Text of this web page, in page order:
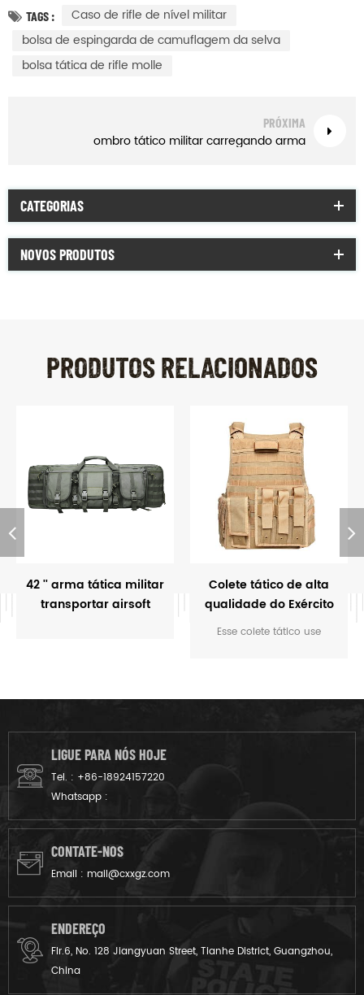
TAGS :
Caso de rifle de nível militar
bolsa de espingarda de camuflagem da selva
bolsa tática de rifle molle
PRÓXIMA
ombro tático militar carregando arma
CATEGORIAS
NOVOS PRODUTOS
PRODUTOS RELACIONADOS
42 '' arma tática militar
transportar airsoft
Colete tático de alta
qualidade do Exército
Militar Khaki da Polícia
Esse colete tático use
capacidade de resistência
acomodar mais
LIGUE PARA NÓS HOJE
Tel. : +86-18924157220
Whatsapp :
CONTATE-NOS
Email : mail@cxxgz.com
ENDEREÇO
Flr.6, No. 128 Jiangyuan Street, Tianhe District, Guangzhou,
China